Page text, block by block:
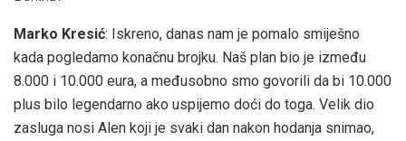
Marko Kresić: Iskreno, danas nam je pomalo smiješno
kada pogledamo konačnu brojku. Naš plan bio je između
8.000 i 10.000 eura, a međusobno smo govorili da bi 10.000
plus bilo legendarno ako uspijemo doći do toga. Velik dio
zasluga nosi Alen koji je svaki dan nakon hodanja snimao,